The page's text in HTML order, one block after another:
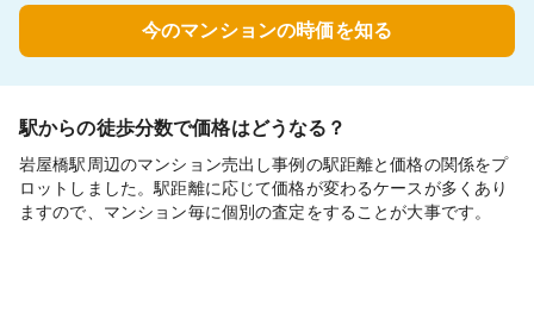
今のマンションの時価を知る
駅からの徒歩分数で価格はどうなる？
岩屋橋駅周辺のマンション売出し事例の駅距離と価格の関係をプ
ロットしました。駅距離に応じて価格が変わるケースが多くあり
ますので、マンション毎に個別の査定をすることが大事です。